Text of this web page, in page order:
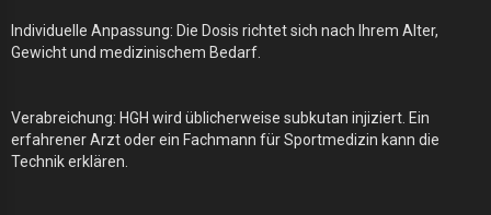
Individuelle Anpassung: Die Dosis richtet sich nach Ihrem Alter,
Gewicht und medizinischem Bedarf.
Verabreichung: HGH wird üblicherweise subkutan injiziert. Ein
erfahrener Arzt oder ein Fachmann für Sportmedizin kann die
Technik erklären.